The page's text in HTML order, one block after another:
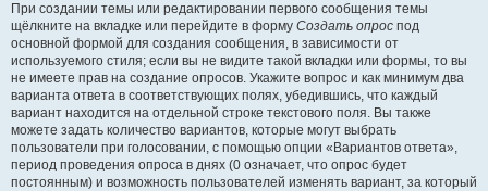
При создании темы или редактировании первого сообщения темы
щёлкните на вкладке или перейдите в форму Создать опрос под
основной формой для создания сообщения, в зависимости от
используемого стиля; если вы не видите такой вкладки или формы, то вы
не имеете прав на создание опросов. Укажите вопрос и как минимум два
варианта ответа в соответствующих полях, убедившись, что каждый
вариант находится на отдельной строке текстового поля. Вы также
можете задать количество вариантов, которые могут выбрать
пользователи при голосовании, с помощью опции «Вариантов ответа»,
период проведения опроса в днях (0 означает, что опрос будет
постоянным) и возможность пользователей изменять вариант, за который